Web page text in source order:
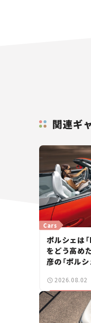
関連ギ
Cars
ポルシェは
をどう高め
彦の「ポル
2026.08.02